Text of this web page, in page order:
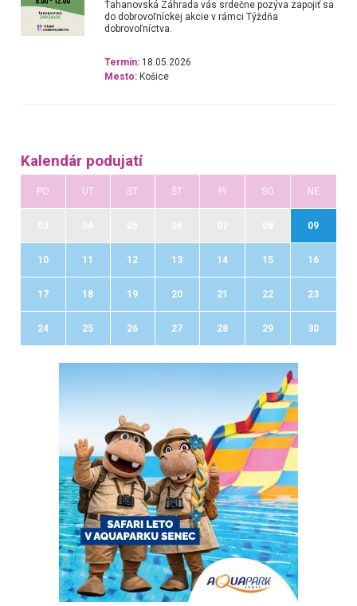
Ťahanovská Záhrada vás srdečne pozýva zapojiť sa
do dobrovoľníckej akcie v rámci Týždňa
dobrovoľníctva.
Termín: 18.05.2026
Mesto: Košice
Kalendár podujatí
PO UT ST ŠT PI SO NE
09
10 11 12 13 14 15 16
17 18 19 20 21 22 23
24 25 26 27 28 29 30